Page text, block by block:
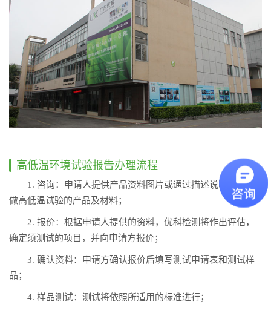
高低温环境试验报告办理流程
1. 咨询：申请人提供产品资料图片或通过描述说明所需要
做高低温试验的产品及材料；
2. 报价：根据申请人提供的资料，优科检测将作出评估，
确定须测试的项目，并向申请方报价；
3. 确认资料：申请方确认报价后填写测试申请表和测试样
品；
4. 样品测试：测试将依照所适用的标准进行；